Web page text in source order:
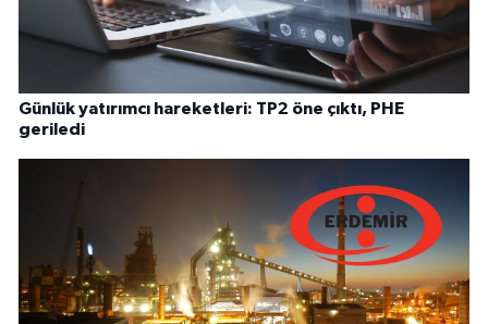
Günlük yatırımcı hareketleri: TP2 öne çıktı, PHE
geriledi